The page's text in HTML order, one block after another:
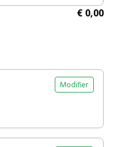
Modifier
€ 0,00